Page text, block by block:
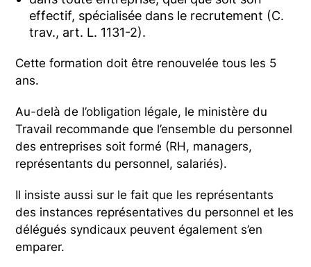
effectif, spécialisée dans le recrutement (C.
trav., art. L. 1131-2).
Cette formation doit être renouvelée tous les 5
ans.
Au-delà de l’obligation légale, le ministère du
Travail recommande que l’ensemble du personnel
des entreprises soit formé (RH, managers,
représentants du personnel, salariés).
Il insiste aussi sur le fait que les représentants
des instances représentatives du personnel et les
délégués syndicaux peuvent également s’en
emparer.